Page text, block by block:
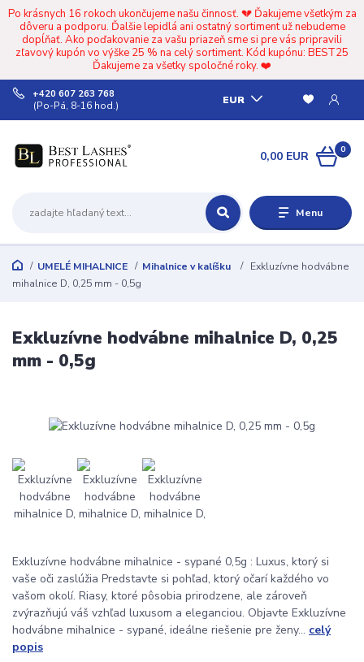
Po krásnych 16 rokoch ukončujeme našu činnosť. 💔 Ďakujeme všetkým za
dôveru a podporu. Ďalšie lepidlá ani ostatný sortiment už nebudeme
dopĺňať. Ako poďakovanie za vašu priazeň sme si pre vás pripravili
zľavový kupón vo výške 25 % na celý sortiment. Kód kupónu: BEST25
Ďakujeme za všetky spoločné roky. ❤️
Menu
EUR
+420 607 263 768
(Po-Pá, 8-16 hod.)
0
0,00 EUR
UMELÉ MIHALNICE Mihalnice v kalíšku
Exkluzívne hodvábne
mihalnice D, 0,25 mm - 0,5g
Exkluzívne hodvábne mihalnice D, 0,25
mm - 0,5g
Exkluzívne hodvábne mihalnice - sypané 0,5g : Luxus, ktorý si
vaše oči zaslúžia Predstavte si pohľad, ktorý očarí každého vo
vašom okolí. Riasy, ktoré pôsobia prirodzene, ale zároveň
zvýrazňujú váš vzhľad luxusom a eleganciou. Objavte Exkluzívne
hodvábne mihalnice - sypané, ideálne riešenie pre ženy... celý
popis